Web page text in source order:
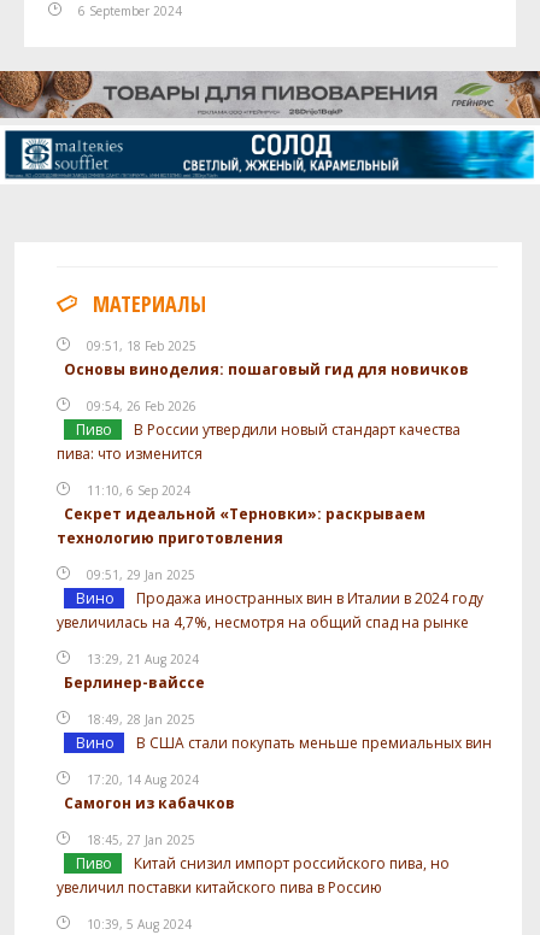
6 September 2024
МАТЕРИАЛЫ
09:51, 18 Feb 2025
Основы виноделия: пошаговый гид для новичков
09:54, 26 Feb 2026
Пиво
В России утвердили новый стандарт качества
пива: что изменится
11:10, 6 Sep 2024
Секрет идеальной «Терновки»: раскрываем
технологию приготовления
09:51, 29 Jan 2025
Вино
Продажа иностранных вин в Италии в 2024 году
увеличилась на 4,7%, несмотря на общий спад на рынке
13:29, 21 Aug 2024
Берлинер-вайссе
18:49, 28 Jan 2025
Вино В США стали покупать меньше премиальных вин
17:20, 14 Aug 2024
Самогон из кабачков
18:45, 27 Jan 2025
Пиво
Китай снизил импорт российского пива, но
увеличил поставки китайского пива в Россию
10:39, 5 Aug 2024